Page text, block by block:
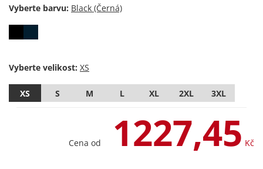
Vyberte barvu:
Vyberte velikost:
XS S M L XL 2XL 3XL
Cena od 1227,45 Kč